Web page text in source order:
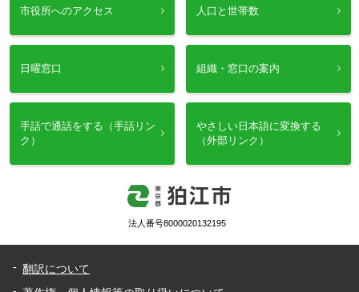
市役所へのアクセス 人口と世帯数
日曜窓口 組織・窓口の案内
手話で通話をする（手話リン
ク）
やさしい日本語に変換する
（外部リンク）
法人番号8000020132195
翻訳について